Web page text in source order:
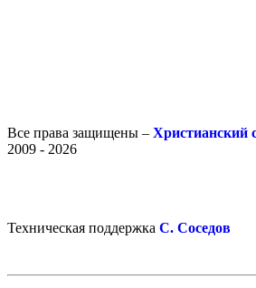
Все права защищены –
2009 - 2026
Техническая поддержка С. Соседов